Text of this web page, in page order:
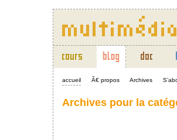
accueil Ã€ propos Archives
Archives pour la